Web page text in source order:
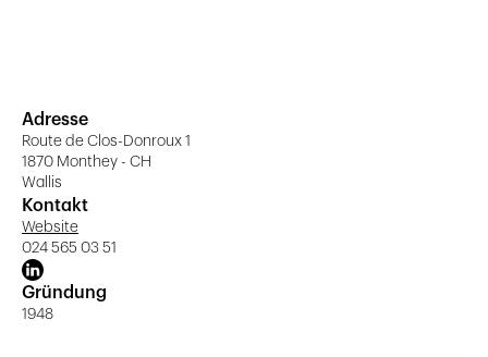
Adresse
Route de Clos-Donroux 1
1870 Monthey - CH
Wallis
Kontakt
Website
024 565 03 51
Gründung
1948